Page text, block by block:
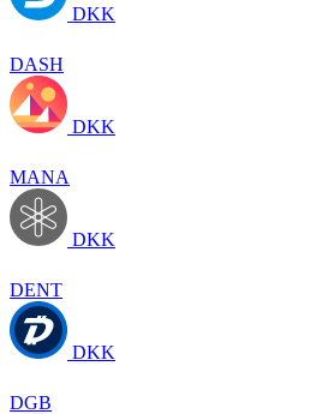
DKK
DASH
DKK
MANA
DKK
DENT
DKK
DGB